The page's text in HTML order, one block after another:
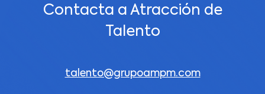
Contacta a Atracción de
Talento
talento@grupoampm.com